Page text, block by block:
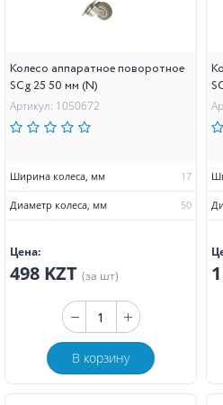
Колесо аппаратное поворотное
SCg 25 50 мм (N)
Артикул: 1050672
Ширина колеса, мм 17
Диаметр колеса, мм 50
Цена:
498 KZT (за шт)
В корзину